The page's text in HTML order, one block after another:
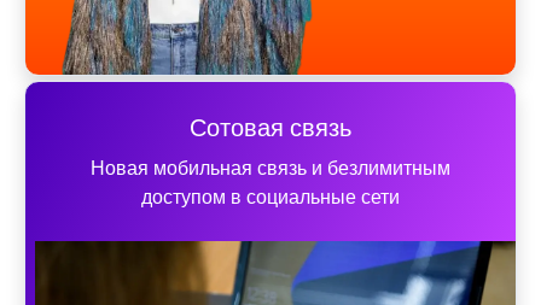
Сотовая связь
Новая мобильная связь и безлимитным
доступом в социальные сети